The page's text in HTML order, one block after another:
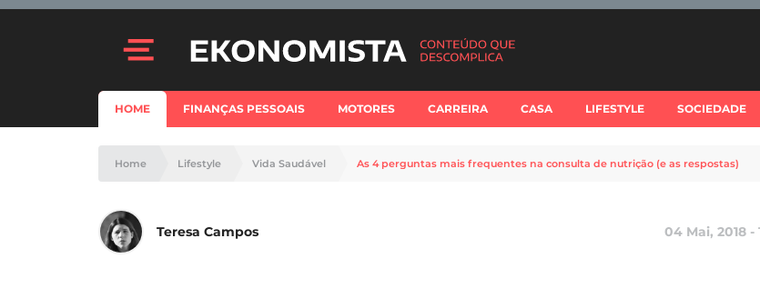
HOME FINANÇAS PESSOAIS MOTORES CARREIRA CASA LIFESTYLE SOCIEDADE
Home Lifestyle Vida Saudável As 4 perguntas mais frequentes na consulta de nutrição (e as respostas)
Teresa Campos 04 Mai, 2018 -